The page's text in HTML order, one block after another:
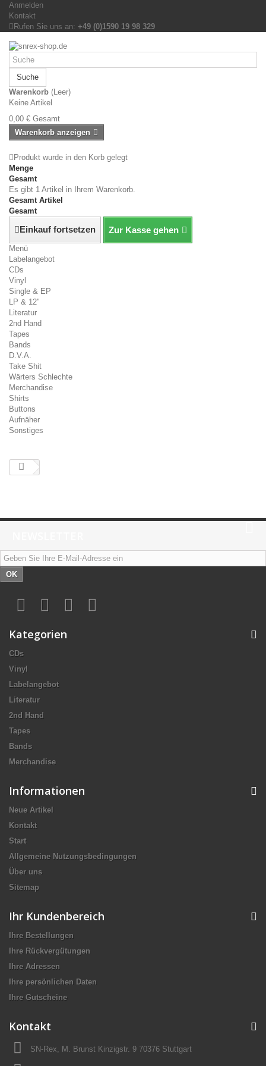
Anmelden
Kontakt
Rufen Sie uns an: +49 (0)1590 19 98 329
Suche
Warenkorb (Leer)
Keine Artikel
0,00 € Gesamt
Warenkorb anzeigen
Produkt wurde in den Korb gelegt
Menge
Gesamt
Es gibt 1 Artikel in Ihrem Warenkorb.
Gesamt Artikel
Gesamt
Einkauf fortsetzen Zur Kasse gehen
Menü
Labelangebot
CDs
Vinyl
Single & EP
LP & 12"
Literatur
2nd Hand
Tapes
Bands
D.V.A.
Take Shit
Wärters Schlechte
Merchandise
Shirts
Buttons
Aufnäher
Sonstiges
OK
Kategorien
CDs
Vinyl
Labelangebot
Literatur
2nd Hand
Tapes
Bands
Merchandise
Informationen
Neue Artikel
Kontakt
Start
Allgemeine Nutzungsbedingungen
Über uns
Sitemap
Ihr Kundenbereich
Ihre Bestellungen
Ihre Rückvergütungen
Ihre Adressen
Ihre persönlichen Daten
Ihre Gutscheine
Kontakt
SN-Rex, M. Brunst Kinzigstr. 9 70376 Stuttgart